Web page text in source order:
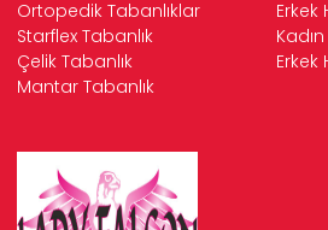
Ortopedik Tabanlıklar
Erkek
Starflex Tabanlık
Çelik Tabanlık
Erkek
Mantar Tabanlık